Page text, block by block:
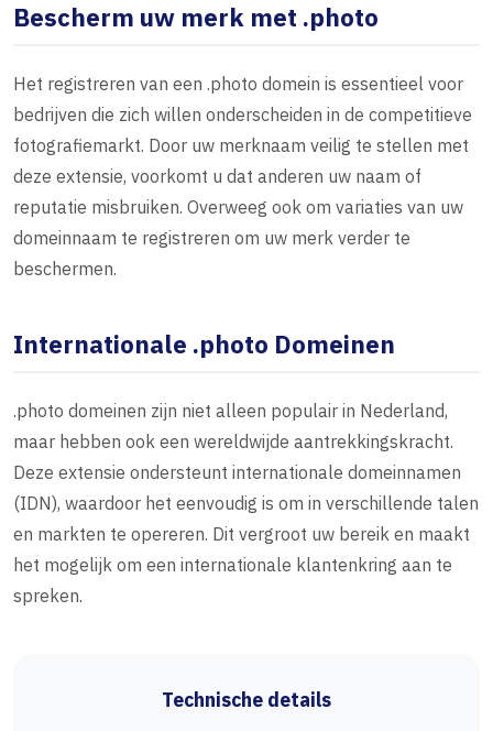
Bescherm uw merk met .photo
Het registreren van een .photo domein is essentieel voor
bedrijven die zich willen onderscheiden in de competitieve
fotografiemarkt. Door uw merknaam veilig te stellen met
deze extensie, voorkomt u dat anderen uw naam of
reputatie misbruiken. Overweeg ook om variaties van uw
domeinnaam te registreren om uw merk verder te
beschermen.
Internationale .photo Domeinen
.photo domeinen zijn niet alleen populair in Nederland,
maar hebben ook een wereldwijde aantrekkingskracht.
Deze extensie ondersteunt internationale domeinnamen
(IDN), waardoor het eenvoudig is om in verschillende talen
en markten te opereren. Dit vergroot uw bereik en maakt
het mogelijk om een internationale klantenkring aan te
spreken.
Technische details